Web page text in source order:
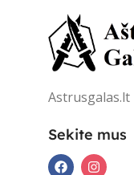
Astrusgalas.lt
Sekite mus